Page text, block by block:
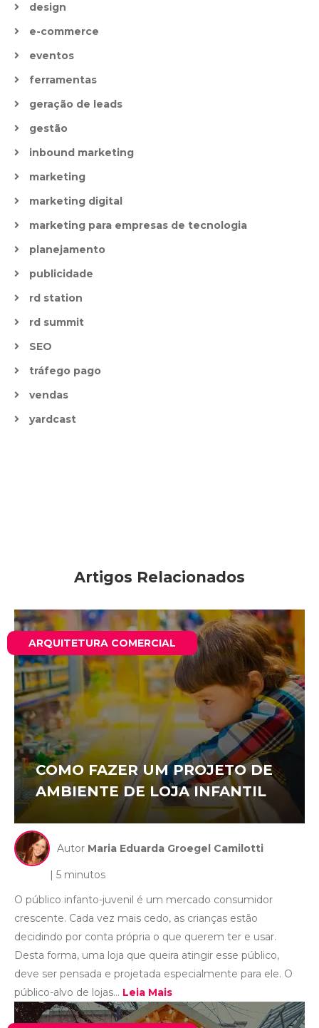
design
e-commerce
eventos
ferramentas
geração de leads
gestão
inbound marketing
marketing
marketing digital
marketing para empresas de tecnologia
planejamento
publicidade
rd station
rd summit
SEO
tráfego pago
vendas
yardcast
Artigos Relacionados
ARQUITETURA COMERCIAL
COMO FAZER UM PROJETO DE
AMBIENTE DE LOJA INFANTIL
Autor Maria Eduarda Groegel Camilotti
| 5 minutos
O público infanto-juvenil é um mercado consumidor
crescente. Cada vez mais cedo, as crianças estão
decidindo por conta própria o que querem ter e usar.
Desta forma, uma loja que queira atingir esse público,
deve ser pensada e projetada especialmente para ele. O
público-alvo de lojas... Leia Mais